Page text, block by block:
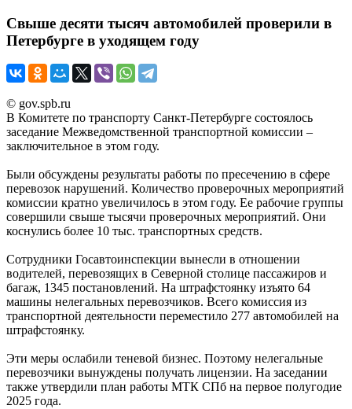
Свыше десяти тысяч автомобилей проверили в
Петербурге в уходящем году
© gov.spb.ru
В Комитете по транспорту Санкт-Петербурге состоялось
заседание Межведомственной транспортной комиссии –
заключительное в этом году.
Были обсуждены результаты работы по пресечению в сфере
перевозок нарушений. Количество проверочных мероприятий
комиссии кратно увеличилось в этом году. Ее рабочие группы
совершили свыше тысячи проверочных мероприятий. Они
коснулись более 10 тыс. транспортных средств.
Сотрудники Госавтоинспекции вынесли в отношении
водителей, перевозящих в Северной столице пассажиров и
багаж, 1345 постановлений. На штрафстоянку изъято 64
машины нелегальных перевозчиков. Всего комиссия из
транспортной деятельности переместило 277 автомобилей на
штрафстоянку.
Эти меры ослабили теневой бизнес. Поэтому нелегальные
перевозчики вынуждены получать лицензии. На заседании
также утвердили план работы МТК СПб на первое полугодие
2025 года.